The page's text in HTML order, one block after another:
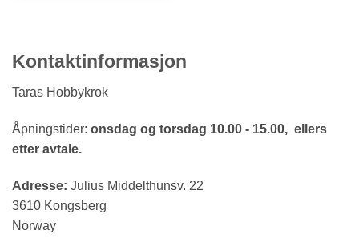
Kontaktinformasjon
Taras Hobbykrok
Åpningstider: onsdag og torsdag 10.00 - 15.00, ellers
etter avtale.
Adresse: Julius Middelthunsv. 22
3610 Kongsberg
Norway